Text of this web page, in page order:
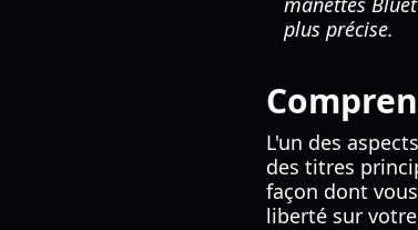
plus précise.
L'un des
des titres
façon dont
liberté sur